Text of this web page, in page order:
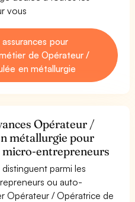
vous
pour
de Opérateur /
en métallurgie
Opérateur /
métallurgie pour
entrepreneurs
parmi les
ou auto-
Opérateur / Opératrice de